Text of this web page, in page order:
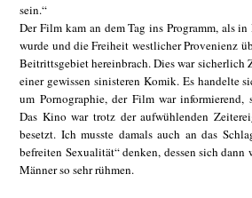
sein.“
Der Film kam an dem Tag ins Programm, als
wurde und die Freiheit westlicher Provenienz
Beitrittsgebiet hereinbrach. Dies war sicherlich
einer gewissen sinisteren Komik. Es handelte
um Pornographie, der Film war informierend,
Das Kino war trotz der aufwühlenden
besetzt. Ich musste damals auch an das
befreiten Sexualität“ denken, dessen sich
Männer so sehr rühmen.